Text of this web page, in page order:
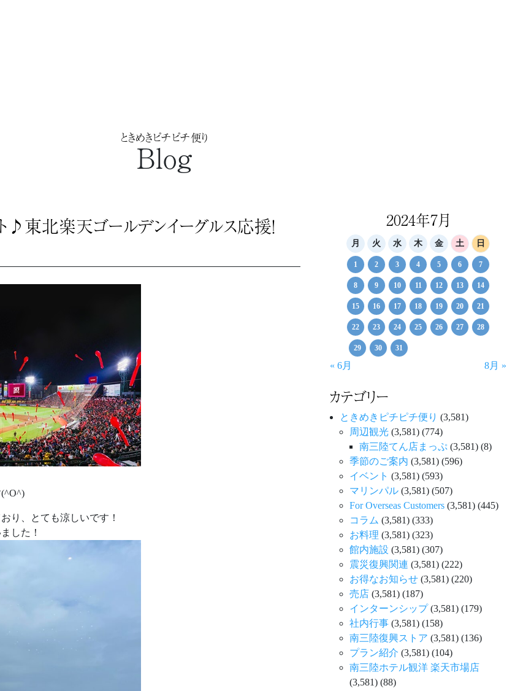
ときめきピチピチ便り
Blog
♪東北楽天ゴールデンイーグルス応援！
り、とても涼しいです！
した！
2024年7月
月 火 水 木 金 土 日
1 2 3 4 5 6 7
8 9 10 11 12 13 14
15 16 17 18 19 20 21
22 23 24 25 26 27 28
29 30 31
« 6月 8月 »
カテゴリー
ときめきピチピチ便り (3,581)
周辺観光 (3,581) (774)
南三陸てん店まっぷ (3,581) (8)
季節のご案内 (3,581) (596)
イベント (3,581) (593)
マリンパル (3,581) (507)
For Overseas Customers (3,581) (445)
コラム (3,581) (333)
お料理 (3,581) (323)
館内施設 (3,581) (307)
震災復興関連 (3,581) (222)
お得なお知らせ (3,581) (220)
売店 (3,581) (187)
インターンシップ(3,581) (179)
社内行事 (3,581) (158)
南三陸復興ストア (3,581) (136)
プラン紹介 (3,581) (104)
南三陸ホテル観洋 楽天市場店
(3,581) (88)